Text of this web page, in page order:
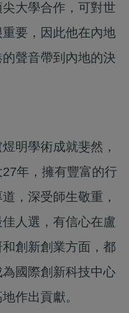
大學合作，可對世
要，因此他在內地
聲音帶到內地的決
明學術成就斐然，
年，擁有豐富的行
，深受師生敬重，
人選，有信心在盧
創新創業方面，都
國際創新科技中心
作出貢獻。